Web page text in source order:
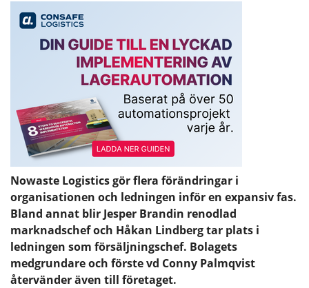
Nowaste Logistics gör flera förändringar i
organisationen och ledningen inför en expansiv fas.
Bland annat blir Jesper Brandin renodlad
marknadschef och Håkan Lindberg tar plats i
ledningen som försäljningschef. Bolagets
medgrundare och förste vd Conny Palmqvist
återvänder även till företaget.